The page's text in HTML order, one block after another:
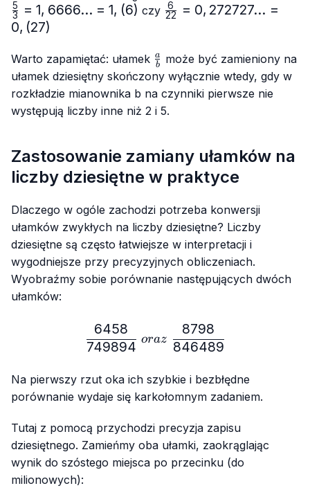
{3}=0,6666...
= 0,(6)
3
5 = 1, 6666... = 1, (6) czy \frac{6}
22
6 = 0, 272727... =
0, (27)
Warto zapamiętać: ułamek \frac{a}
{b}
b
a
może być zamieniony na
ułamek dziesiętny skończony wyłącznie wtedy, gdy w
rozkładzie mianownika b na czynniki pierwsze nie
występują liczby inne niż 2 i 5.
Zastosowanie zamiany ułamków na
liczby dziesiętne w praktyce
Dlaczego w ogóle zachodzi potrzeba konwersji
ułamków zwykłych na liczby dziesiętne? Liczby
dziesiętne są często łatwiejsze w interpretacji i
wygodniejsze przy precyzyjnych obliczeniach.
Wyobraźmy sobie porównanie następujących dwóch
ułamków:
\frac{6458}{749894} \
749894
6458
oraz 846489
8798
Na pierwszy rzut oka ich szybkie i bezbłędne
porównanie wydaje się karkołomnym zadaniem.
Tutaj z pomocą przychodzi precyzja zapisu
dziesiętnego. Zamieńmy oba ułamki, zaokrąglając
wynik do szóstego miejsca po przecinku (do
milionowych):